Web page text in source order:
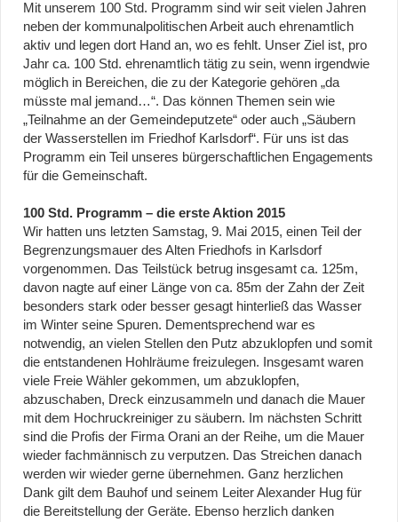
Mit unserem 100 Std. Programm sind wir seit vielen Jahren
neben der kommunalpolitischen Arbeit auch ehrenamtlich
aktiv und legen dort Hand an, wo es fehlt. Unser Ziel ist, pro
Jahr ca. 100 Std. ehrenamtlich tätig zu sein, wenn irgendwie
möglich in Bereichen, die zu der Kategorie gehören „da
müsste mal jemand…“. Das können Themen sein wie
„Teilnahme an der Gemeindeputzete“ oder auch „Säubern
der Wasserstellen im Friedhof Karlsdorf“. Für uns ist das
Programm ein Teil unseres bürgerschaftlichen Engagements
für die Gemeinschaft.
100 Std. Programm – die erste Aktion 2015
Wir hatten uns letzten Samstag, 9. Mai 2015, einen Teil der
Begrenzungsmauer des Alten Friedhofs in Karlsdorf
vorgenommen. Das Teilstück betrug insgesamt ca. 125m,
davon nagte auf einer Länge von ca. 85m der Zahn der Zeit
besonders stark oder besser gesagt hinterließ das Wasser
im Winter seine Spuren. Dementsprechend war es
notwendig, an vielen Stellen den Putz abzuklopfen und somit
die entstandenen Hohlräume freizulegen. Insgesamt waren
viele Freie Wähler gekommen, um abzuklopfen,
abzuschaben, Dreck einzusammeln und danach die Mauer
mit dem Hochruckreiniger zu säubern. Im nächsten Schritt
sind die Profis der Firma Orani an der Reihe, um die Mauer
wieder fachmännisch zu verputzen. Das Streichen danach
werden wir wieder gerne übernehmen. Ganz herzlichen
Dank gilt dem Bauhof und seinem Leiter Alexander Hug für
die Bereitstellung der Geräte. Ebenso herzlich danken